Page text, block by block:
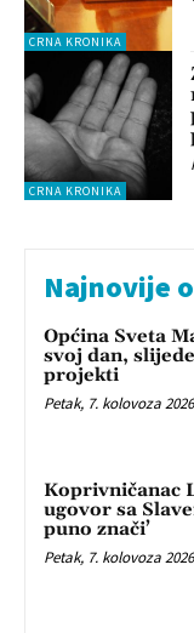
CRNA KRONIKA
CRNA KRONIKA
Najnovije
Općina Sveta
svoj dan,
projekti
Petak, 7. kolovoza
Koprivničanac
ugovor sa
puno znači’
Petak, 7. kolovoza